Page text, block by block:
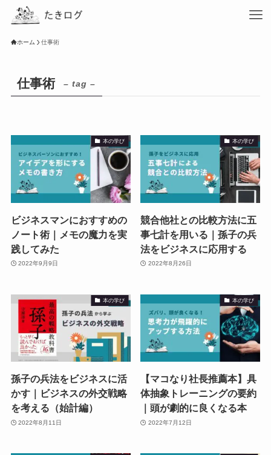
ホーム 仕事術
仕事術 – tag –
本の学び
ビジネスマンにおすすめの
ノート術｜メモの魔力を実
践してみた
2022年9月9日
本の学び
競合他社との比較方法に五
事七計を用いる｜孫子の兵
法をビジネスに応用する
2022年8月26日
本の学び
孫子の兵法をビジネスに活
かす｜ビジネスの外交戦略
を考える（始計編）
2022年8月11日
本の学び
【マコなり社長推薦本】具
体抽象トレーニングの要約
｜頭が劇的に良くなる本
2022年7月12日